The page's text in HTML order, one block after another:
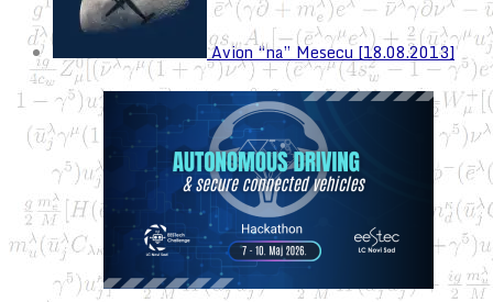
Avion “na” Mesecu [18.08.2013]